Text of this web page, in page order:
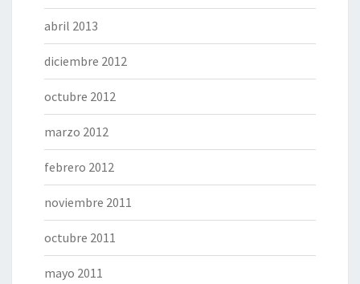
abril 2013
diciembre 2012
octubre 2012
marzo 2012
febrero 2012
noviembre 2011
octubre 2011
mayo 2011